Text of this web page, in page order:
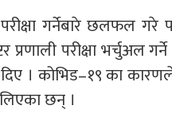
गर्नेबारे छलफल गरे
परीक्षा भर्चुअल
दिए । कोभिड–१९ का
छन् ।